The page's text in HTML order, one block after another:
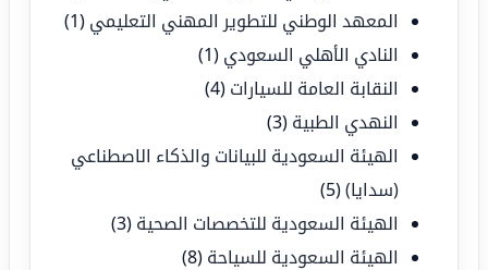
المعهد الوطني للتطوير المهني التعليمي (1)
النادي الأهلي السعودي (1)
النقابة العامة للسيارات (4)
النهدي الطبية (3)
الهيئة السعودية للبيانات والذكاء الاصطناعي
(سدايا)(5)
الهيئة السعودية للتخصصات الصحية (3)
الهيئة السعودية للسياحة (8)